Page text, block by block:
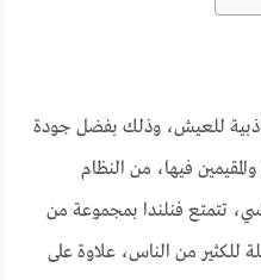
للعيش، وذلك بفضل جودة
والمقيمين فيها، من النظام
تتمتع فنلندا بمجموعة من
من الناس، علاوة على